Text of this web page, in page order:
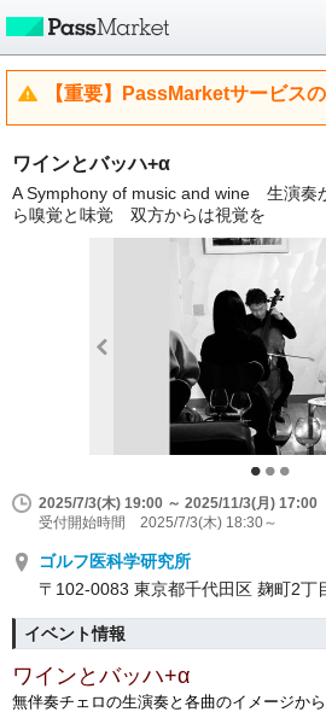
【重要】PassMarketサービス
ワインとバッハ+α
A Symphony of music and wine 生演
ら嗅覚と味覚 双方からは視覚を
2025/7/3(木) 19:00 ～ 2025/11/3(月) 17:00
受付開始時間 2025/7/3(木) 18:30～
ゴルフ医科学研究所
〒102-0083 東京都千代田区 麹町2丁
イベント情報
ワインとバッハ+α
無伴奏チェロの生演奏と各曲のイメージか